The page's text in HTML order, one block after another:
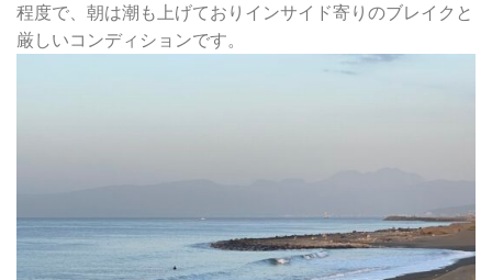
程度で、朝は潮も上げておりインサイド寄りのブレイクと
厳しいコンディションです。